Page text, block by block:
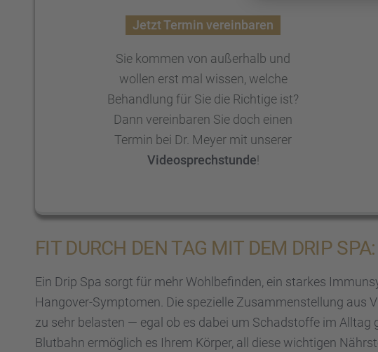
Jetzt Termin verein­ba­ren
Sie kommen von außer­halb und
wollen erst mal wissen, welche
Behand­lung für Sie die Richtige ist?
Dann verein­ba­ren Sie doch einen
Termin bei Dr. Meyer mit unserer
Video­sprech­stunde!
FIT DURCH DEN TAG MIT DEM DRIP
Ein Drip Spa sorgt für mehr Wohlbe­fin­den, ein starkes
Hango­ver-Sympto­men. Die spezi­elle Zusam­men­stel­lung aus
zu sehr belas­ten — egal ob es dabei um Schad­stoffe im
Blutbahn ermög­lich es Ihrem Körper, all diese wichti­gen